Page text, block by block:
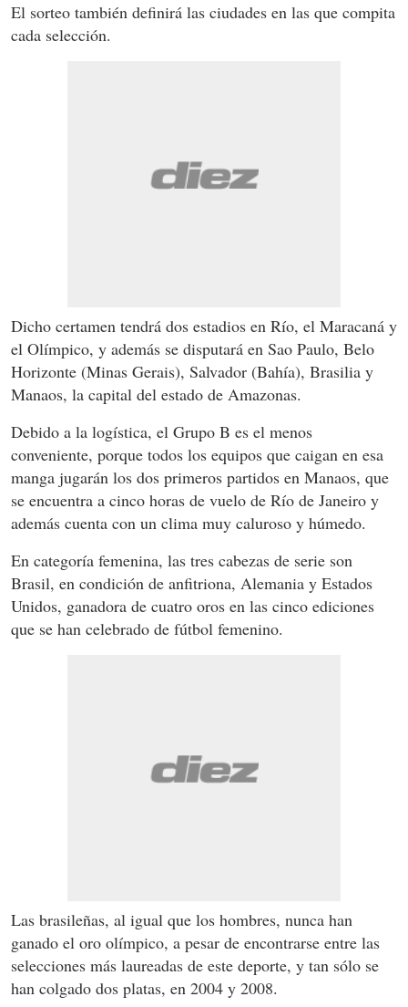
El sorteo también definirá las ciudades en las que compita
cada selección.
Dicho certamen tendrá dos estadios en Río, el Maracaná y
el Olímpico, y además se disputará en Sao Paulo, Belo
Horizonte (Minas Gerais), Salvador (Bahía), Brasilia y
Manaos, la capital del estado de Amazonas.
Debido a la logística, el Grupo B es el menos
conveniente, porque todos los equipos que caigan en esa
manga jugarán los dos primeros partidos en Manaos, que
se encuentra a cinco horas de vuelo de Río de Janeiro y
además cuenta con un clima muy caluroso y húmedo.
En categoría femenina, las tres cabezas de serie son
Brasil, en condición de anfitriona, Alemania y Estados
Unidos, ganadora de cuatro oros en las cinco ediciones
que se han celebrado de fútbol femenino.
Las brasileñas, al igual que los hombres, nunca han
ganado el oro olímpico, a pesar de encontrarse entre las
selecciones más laureadas de este deporte, y tan sólo se
han colgado dos platas, en 2004 y 2008.